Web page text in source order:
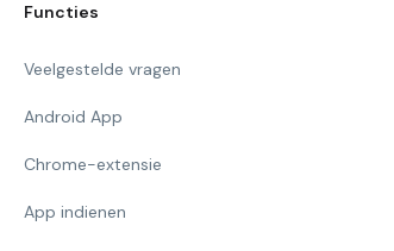
Functies
Veelgestelde vragen
Android App
Chrome-extensie
App indienen